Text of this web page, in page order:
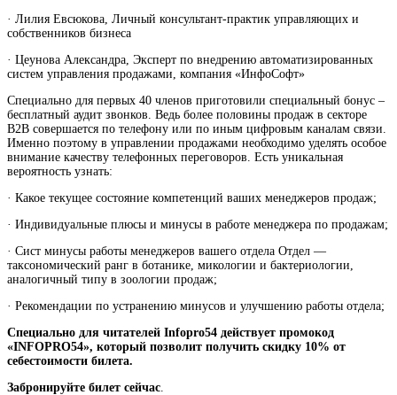
· Лилия Евсюкова, Личный консультант-практик управляющих и
собственников бизнеса
· Цеунова Александра, Эксперт по внедрению автоматизированных
систем управления продажами, компания «ИнфоСофт»
Специально для первых 40 членов приготовили специальный бонус –
бесплатный аудит звонков. Ведь более половины продаж в секторе
B2B совершается по телефону или по иным цифровым каналам связи.
Именно поэтому в управлении продажами необходимо уделять особое
внимание качеству телефонных переговоров. Есть уникальная
вероятность узнать:
· Какое текущее состояние компетенций ваших менеджеров продаж;
· Индивидуальные плюсы и минусы в работе менеджера по продажам;
· Сист минусы работы менеджеров вашего отдела Отдел —
таксономический ранг в ботанике, микологии и бактериологии,
аналогичный типу в зоологии продаж;
· Рекомендации по устранению минусов и улучшению работы отдела;
Специально для читателей Infopro54 действует промокод
«INFOPRO54», который позволит получить скидку 10% от
себестоимости билета.
Забронируйте билет сейчас